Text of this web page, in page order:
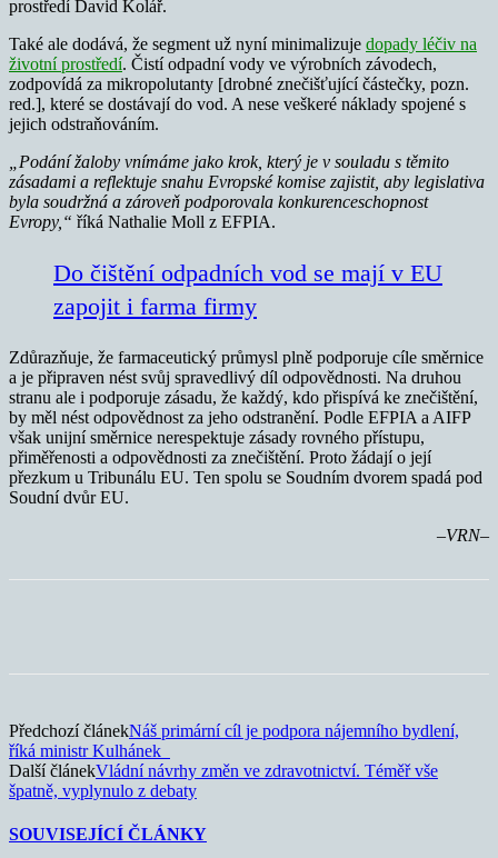
prostředí David Kolář.
Také ale dodává, že segment už nyní minimalizuje dopady léčiv na
životní prostředí. Čistí odpadní vody ve výrobních závodech,
zodpovídá za mikropolutanty [drobné znečišťující částečky, pozn.
red.], které se dostávají do vod. A nese veškeré náklady spojené s
jejich odstraňováním.
„Podání žaloby vnímáme jako krok, který je v souladu s těmito
zásadami a reflektuje snahu Evropské komise zajistit, aby legislativa
byla soudržná a zároveň podporovala konkurenceschopnost
Evropy,“ říká Nathalie Moll z EFPIA.
Do čištění odpadních vod se mají v EU
zapojit i farma firmy
Zdůrazňuje, že farmaceutický průmysl plně podporuje cíle směrnice
a je připraven nést svůj spravedlivý díl odpovědnosti. Na druhou
stranu ale i podporuje zásadu, že každý, kdo přispívá ke znečištění,
by měl nést odpovědnost za jeho odstranění. Podle EFPIA a AIFP
však unijní směrnice nerespektuje zásady rovného přístupu,
přiměřenosti a odpovědnosti za znečištění. Proto žádají o její
přezkum u Tribunálu EU. Ten spolu se Soudním dvorem spadá pod
Soudní dvůr EU.
–VRN–
Předchozí článekNáš primární cíl je podpora nájemního bydlení,
říká ministr Kulhánek
Další článekVládní návrhy změn ve zdravotnictví. Téměř vše
špatně, vyplynulo z debaty
SOUVISEJÍCÍ ČLÁNKY